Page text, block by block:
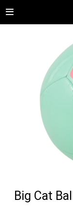

Big Cat